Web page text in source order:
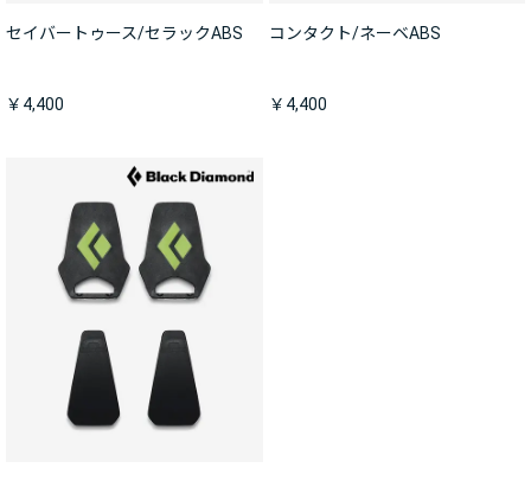
セイバートゥース/セラックABS
￥4,400
コンタクト/ネーベABS
￥4,400